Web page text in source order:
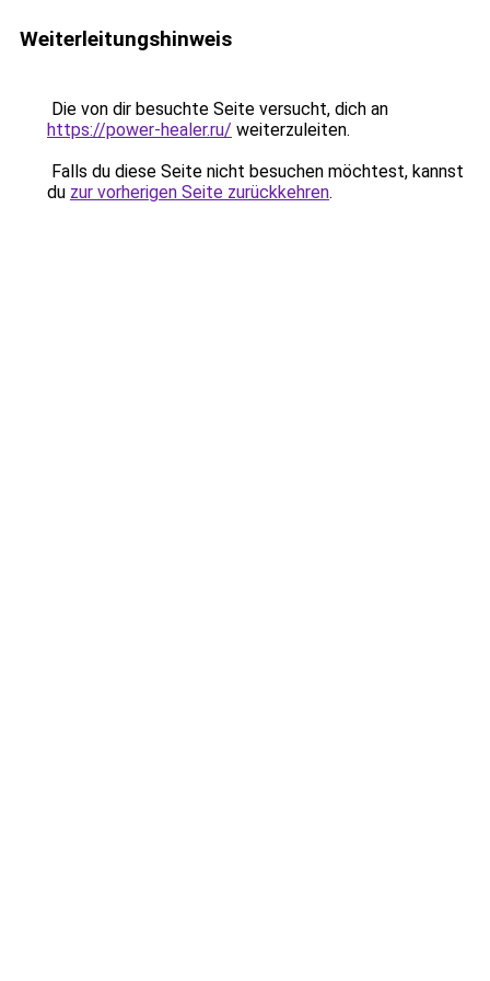
Weiterleitungshinweis
Die von dir besuchte Seite versucht, dich an
https://power-healer.ru/ weiterzuleiten.
Falls du diese Seite nicht besuchen möchtest, kannst
du zur vorherigen Seite zurückkehren.